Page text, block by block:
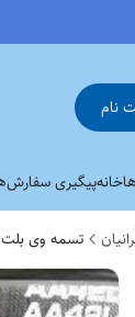
نام
خانهپیگیری سفارش
تسمه وی بلت V-BELT